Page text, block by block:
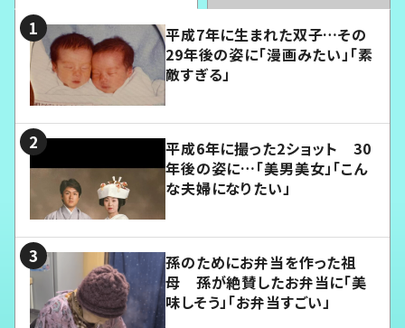
平成7年に生まれた双子…その
29年後の姿に「漫画みたい」「素
敵すぎる」
平成6年に撮った2ショット 30
年後の姿に…「美男美女」「こん
な夫婦になりたい」
孫のためにお弁当を作った祖
母 孫が絶賛したお弁当に「美
味しそう」「お弁当すごい」